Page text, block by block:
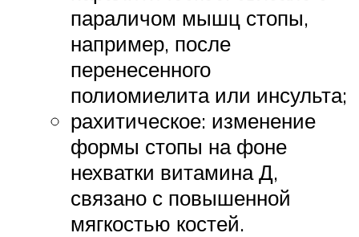
параличом мышц стопы,
например, после
перенесенного
полиомиелита или инсульта;
рахитическое: изменение
формы стопы на фоне
нехватки витамина Д,
связано с повышенной
мягкостью костей.